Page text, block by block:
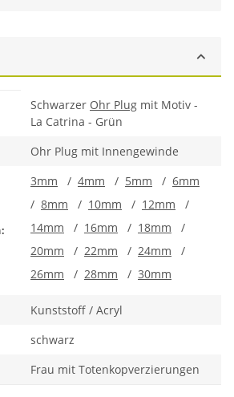
Schwarzer Ohr Plug mit Motiv -
La Catrina - Grün
Ohr Plug mit Innengewinde
3mm / 4mm / 5mm / 6mm
/ 8mm / 10mm / 12mm
/
14mm
/ 16mm / 18mm
/
20mm
/ 22mm / 24mm
/
26mm
/ 28mm / 30mm
Kunststoff / Acryl
schwarz
Frau mit Totenkopverzierungen